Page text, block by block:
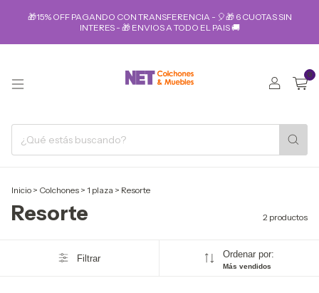
🎁15% OFF PAGANDO CON TRANSFERENCIA - 🎈🎁 6 CUOTAS SIN
INTERES - 🎁 ENVIOS A TODO EL PAIS 🚚
0
Inicio > Colchones > 1 plaza > Resorte
Resorte 2 productos
Filtrar Ordenar por:
Más vendidos